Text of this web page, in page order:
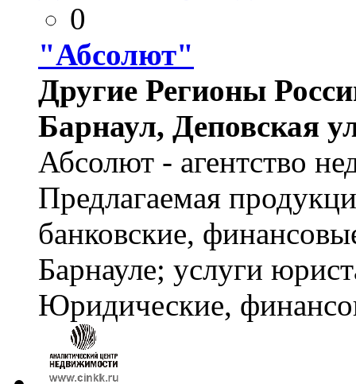
0
"Абсолют"
Другие Регионы
Барнаул, Деповская
Абсолют - агентство
Предлагаемая
банковские,
Барнауле; услуги
Юридические,